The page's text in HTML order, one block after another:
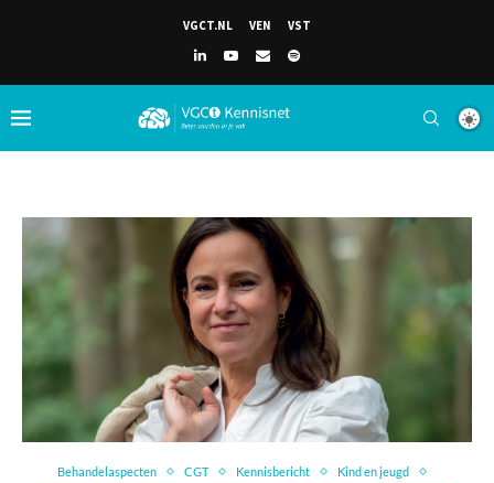
VGCT.NL VEN VST
Behandelaspecten CGT Kennisbericht
Kind en jeugd